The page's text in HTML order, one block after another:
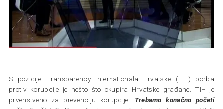
S pozicije Transparency Internationala Hrvatske (TIH) borba
protiv korupcije je nešto što okupira Hrvatske građane. TIH je
prvenstveno za prevenciju korupcije. Trebamo konačno početi